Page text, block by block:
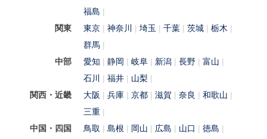
福島
関東
東京 神奈川 埼玉 千葉 茨城
栃木
群馬
中部
愛知 静岡 岐阜 新潟 長野
富山
石川
福井
山梨
関西・近畿
大阪 兵庫 京都 滋賀 奈良
和歌山
三重
中国・四国
鳥取 島根 岡山 広島 山口
徳島